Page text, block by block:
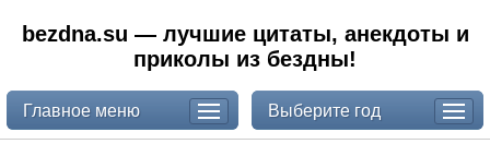
bezdna.su — лучшие цитаты, анекдоты и
приколы из бездны!
Главное меню Выберите год